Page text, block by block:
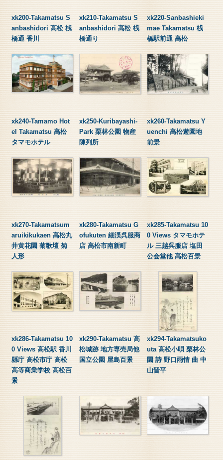
xk200-Takamatsu S
anbashidori 高松 桟
橋通 香川
xk210-Takamatsu S
anbashidori 高松 桟
橋通り
xk220-Sanbashieki
mae Takamatsu 桟
橋駅前通 高松
xk240-Tamamo Hot
el Takamatsu 高松
タマモホテル
xk250-Kuribayashi-
Park 栗林公園 物産
陳列所
xk260-Takamatsu Y
uenchi 高松遊園地
前景
xk270-Takamatsum
aruikikukaen 高松丸
井黄花園 菊歌壇 菊
人形
xk280-Takamatsu G
ofukuten 細渓呉服商
店 高松市南新町
xk285-Takamatsu 10
0 Views タマモホテ
ル 三越呉服店 塩田
公会堂他 高松百景
xk286-Takamatsu 10
0 Views 高松駅 香川
縣庁 高松市庁 高松
高等商業学校 高松百
景
xk290-Takamatsu 高
松城跡 地方専売局他
国立公園 屋島百景
xk294-Takamatsuko
uta 高松小唄 栗林公
園 詩 野口雨情 曲 中
山晋平